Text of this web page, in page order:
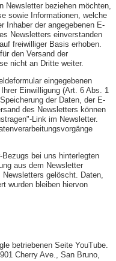
Newsletter beziehen möchten,
sowie Informationen, welche
Inhaber der angegebenen E-
Newsletters einverstanden
freiwilliger Basis erhoben.
den Versand der
nicht an Dritte weiter.
eingegebenen
Einwilligung (Art. 6 Abs. 1
der Daten, der E-
des Newsletters können
Link im Newsletter.
bei uns hinterlegten
aus dem Newsletter
gelöscht. Daten,
wurden bleiben hiervon
betriebenen Seite YouTube.
Cherry Ave., San Bruno,